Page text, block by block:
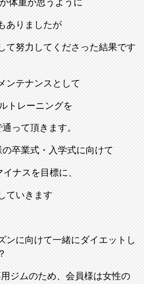
体重が思うように
ありましたが
て努力してくださった結果です
ンテナンスとして
トレーニングを
って頂きます。
卒業式・入学式に向けて
ナスを目標に、
ていきます
ンに向けて一緒にダイエットし
ジムのため、会員様は女性の